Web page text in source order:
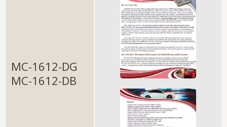
MC-1612-DG
MC-1612-DB